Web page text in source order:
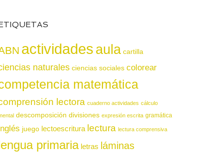
actividadesaula cartilla
naturales ciencias sociales colorear
matemática
lectora cuaderno actividades cálculo
descomposición divisiones expresión escrita gramática
juego lectoescritura lectura lectura comprensiva
primaria letras láminas